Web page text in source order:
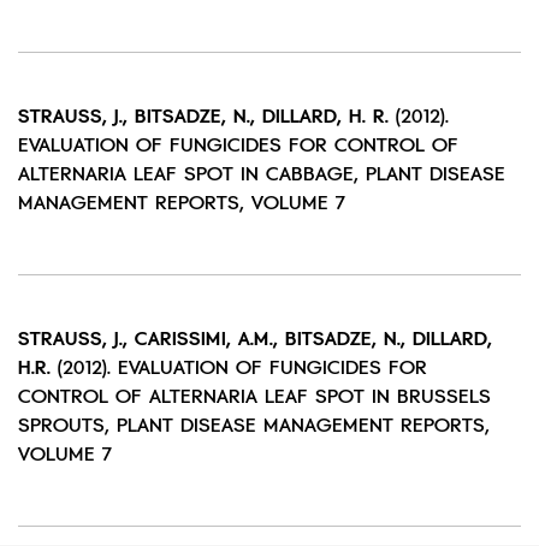
STRAUSS, J., BITSADZE, N., DILLARD, H. R. (2012).
EVALUATION OF FUNGICIDES FOR CONTROL OF
ALTERNARIA LEAF SPOT IN CABBAGE, PLANT DISEASE
MANAGEMENT REPORTS, VOLUME 7
STRAUSS, J., CARISSIMI, A.M., BITSADZE, N., DILLARD,
H.R. (2012). EVALUATION OF FUNGICIDES FOR
CONTROL OF ALTERNARIA LEAF SPOT IN BRUSSELS
SPROUTS, PLANT DISEASE MANAGEMENT REPORTS,
VOLUME 7